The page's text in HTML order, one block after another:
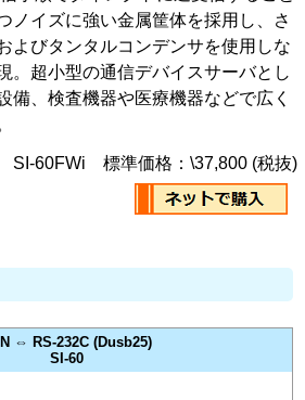
ノイズに強い金属筐体を採用し、さ
よびタンタルコンデンサを使用しな
。超小型の通信デバイスサーバとし
備、検査機器や医療機器などで広く
SI-60FWi 標準価格：\37,800 (税抜)